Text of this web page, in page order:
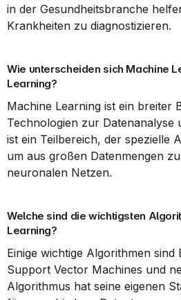
in der Gesundheitsbranche
Krankheiten zu diagnostizieren.
Wie unterscheiden sich Machine
Learning?
Machine Learning ist ein breiter
Technologien zur Datenanalyse
ist ein Teilbereich, der spezielle
um aus großen Datenmengen
neuronalen Netzen.
Welche sind die wichtigsten
Learning?
Einige wichtige Algorithmen sind
Support Vector Machines und
Algorithmus hat seine eigenen